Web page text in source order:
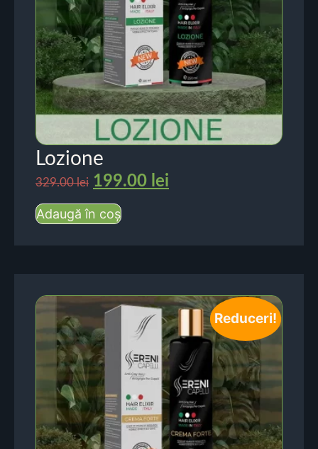
Lozione
329.00lei 199.00 lei
Adaugă în coș
Reduceri!